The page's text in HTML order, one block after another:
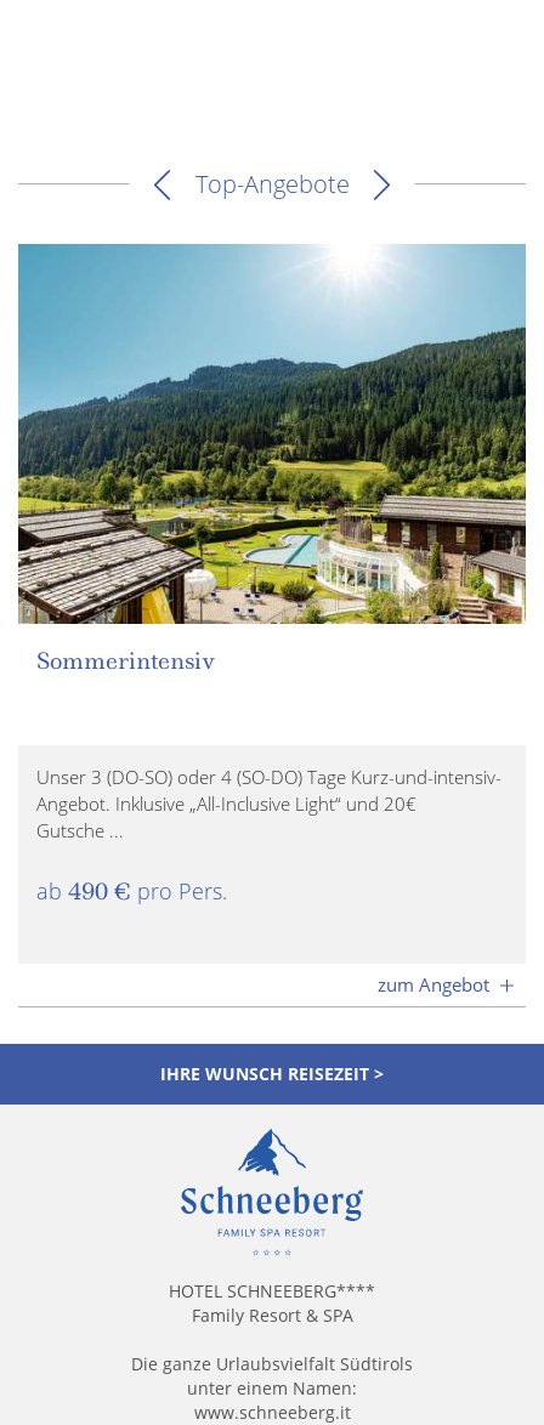
Top-Angebote
Sommerintensiv
Unser 3 (DO-SO) oder 4 (SO-DO) Tage Kurz-und-intensiv-
Angebot. Inklusive „All-Inclusive Light“ und 20€
Gutsche ...
ab 490 € pro Pers.
zum Angebot
IHRE WUNSCH REISEZEIT >
HOTEL SCHNEEBERG****
Family Resort & SPA
Die ganze Urlaubsvielfalt Südtirols
unter einem Namen:
www.schneeberg.it